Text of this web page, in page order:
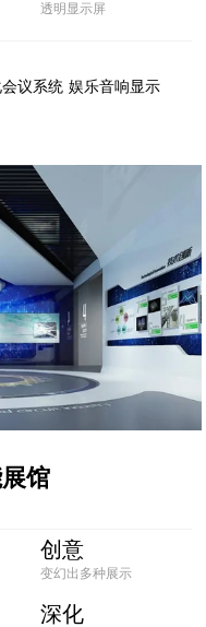
透明显示屏
议系统 娱乐音响显示
馆
创意
变幻出多种展示
深化